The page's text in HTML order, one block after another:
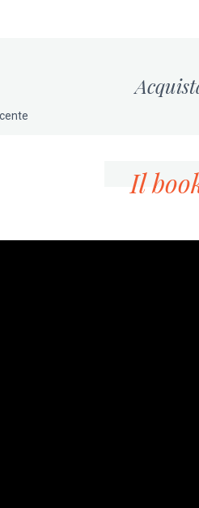
Il